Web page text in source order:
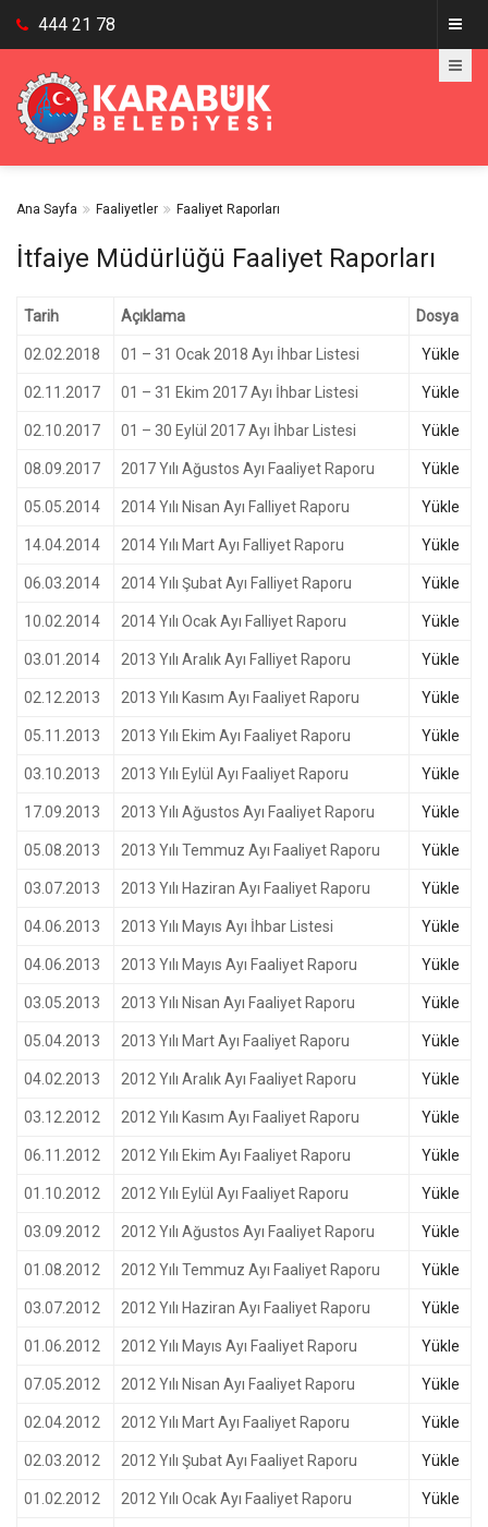
444 21 78
Ana Sayfa Faaliyetler Faaliyet Raporları
İtfaiye Müdürlüğü Faaliyet Raporları
Tarih Açıklama Dosya
02.02.2018 01 – 31 Ocak 2018 Ayı İhbar Listesi Yükle
02.11.2017 01 – 31 Ekim 2017 Ayı İhbar Listesi Yükle
02.10.2017 01 – 30 Eylül 2017 Ayı İhbar Listesi Yükle
08.09.2017 2017 Yılı Ağustos Ayı Faaliyet Raporu Yükle
05.05.2014 2014 Yılı Nisan Ayı Falliyet Raporu Yükle
14.04.2014 2014 Yılı Mart Ayı Falliyet Raporu Yükle
06.03.2014 2014 Yılı Şubat Ayı Falliyet Raporu Yükle
10.02.2014 2014 Yılı Ocak Ayı Falliyet Raporu Yükle
03.01.2014 2013 Yılı Aralık Ayı Falliyet Raporu Yükle
02.12.2013 2013 Yılı Kasım Ayı Faaliyet Raporu Yükle
05.11.2013 2013 Yılı Ekim Ayı Faaliyet Raporu Yükle
03.10.2013 2013 Yılı Eylül Ayı Faaliyet Raporu Yükle
17.09.2013 2013 Yılı Ağustos Ayı Faaliyet Raporu Yükle
05.08.2013 2013 Yılı Temmuz Ayı Faaliyet Raporu Yükle
03.07.2013 2013 Yılı Haziran Ayı Faaliyet Raporu Yükle
04.06.2013 2013 Yılı Mayıs Ayı İhbar Listesi Yükle
04.06.2013 2013 Yılı Mayıs Ayı Faaliyet Raporu Yükle
03.05.2013 2013 Yılı Nisan Ayı Faaliyet Raporu Yükle
05.04.2013 2013 Yılı Mart Ayı Faaliyet Raporu Yükle
04.02.2013 2012 Yılı Aralık Ayı Faaliyet Raporu Yükle
03.12.2012 2012 Yılı Kasım Ayı Faaliyet Raporu Yükle
06.11.2012 2012 Yılı Ekim Ayı Faaliyet Raporu Yükle
01.10.2012 2012 Yılı Eylül Ayı Faaliyet Raporu Yükle
03.09.2012 2012 Yılı Ağustos Ayı Faaliyet Raporu Yükle
01.08.2012 2012 Yılı Temmuz Ayı Faaliyet Raporu Yükle
03.07.2012 2012 Yılı Haziran Ayı Faaliyet Raporu Yükle
01.06.2012 2012 Yılı Mayıs Ayı Faaliyet Raporu Yükle
07.05.2012 2012 Yılı Nisan Ayı Faaliyet Raporu Yükle
02.04.2012 2012 Yılı Mart Ayı Faaliyet Raporu Yükle
02.03.2012 2012 Yılı Şubat Ayı Faaliyet Raporu Yükle
01.02.2012 2012 Yılı Ocak Ayı Faaliyet Raporu Yükle